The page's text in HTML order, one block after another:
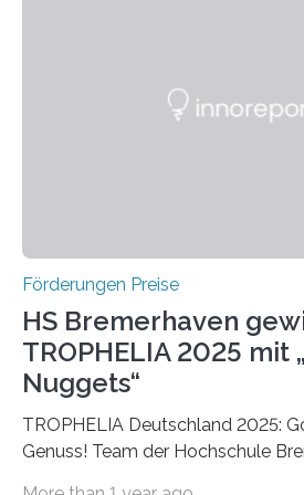
Foundation, des BIAL Award in
Förderungen Preise
HS Bremerhaven
TROPHELIA 2025 mit
Nuggets“
TROPHELIA Deutschland 2025:
Genuss! Team der Hochschule